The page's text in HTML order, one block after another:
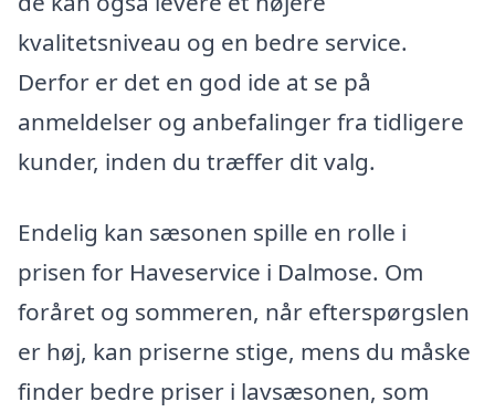
kvalitetsniveau og en bedre service.
Derfor er det en god ide at se på
anmeldelser og anbefalinger fra tidligere
kunder, inden du træffer dit valg.
Endelig kan sæsonen spille en rolle i
prisen for Haveservice i Dalmose. Om
foråret og sommeren, når efterspørgslen
er høj, kan priserne stige, mens du måske
finder bedre priser i lavsæsonen, som